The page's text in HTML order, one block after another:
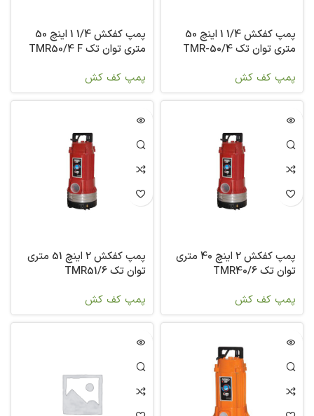
پمپ کفکش 1/4 1 اینچ 50
متری توان تک TMR-50/4
پمپ کف کش
پمپ کفکش 1/4 1 اینچ 50
متری توان تک TMR50/4 F
پمپ کف کش
پمپ کفکش 2 اینچ 40 متری
توان تک TMR40/6
پمپ کف کش
پمپ کفکش 2 اینچ 51 متری
توان تک TMR51/6
پمپ کف کش